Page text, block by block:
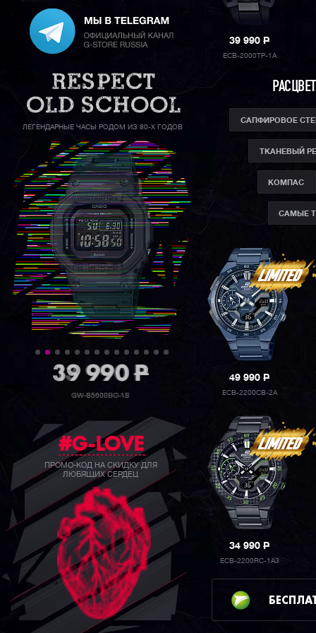
ЛЕГЕНДАРНЫЕ ЧАСЫ РОДОМ ИЗ 80-Х ГОДОВ
39 990P
GW-B5600BC-1B
#G-LOVE
ПРОМО-КОД НА СКИДКУ ДЛЯ
ЛЮБЯЩИХ СЕРДЕЦ
39 990P
ECB-2000TP-1A
САПФИРОВОЕ
ТКАНЕВЫЙ
КОМПАС
САМЫЕ
49 990P
ECB-2200CB-2A
34 990P
ECB-2200RC-1A3